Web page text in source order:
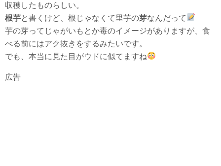
収穫したものらしい。
根芋と書くけど、根じゃなくて里芋の芽なんだって
芋の芽ってじゃがいもとか毒のイメージがありますが、食
べる前にはアク抜きをするみたいです。
でも、本当に見た目がウドに似てますね
広告